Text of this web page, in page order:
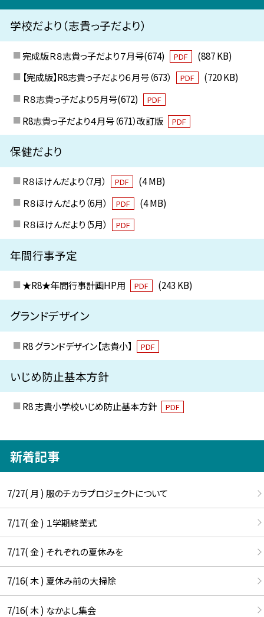
学校だより（志貴っ子だより）
完成版Ｒ８志貴っ子だより７月号(674) PDF
(887 KB)
【完成版】R8志貴っ子だより６月号（673）
PDF
(720 KB)
Ｒ８志貴っ子だより５月号(672)
PDF
R8志貴っ子だより４月号（671）改訂版 PDF
保健だより
R８ほけんだより（7月） PDF
(4 MB)
Ｒ８ほけんだより（6月）
PDF
(4 MB)
Ｒ８ほけんだより（5月）
PDF
年間行事予定
★R8★年間行事計画HP用 PDF (243 KB)
グランドデザイン
R8 グランドデザイン【志貴小】 PDF
いじめ防止基本方針
R8 志貴小学校いじめ防止基本方針 PDF
新着記事
7/27( 月 ) 服のチカラプロジェクトについて
7/17( 金 ) １学期終業式
7/17( 金 ) それぞれの夏休みを
7/16( 木 ) 夏休み前の大掃除
7/16( 木 ) なかよし集会